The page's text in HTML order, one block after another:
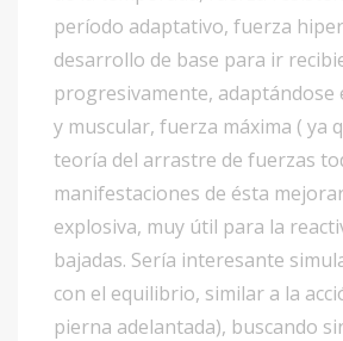
período adaptativo, fuerza
desarrollo de base para ir
progresivamente, adaptándose
y muscular, fuerza máxima ( ya
teoría del arrastre de fuerzas
manifestaciones de ésta
explosiva, muy útil para la
bajadas. Sería interesante
con el equilibrio, similar a la
pierna adelantada), buscando